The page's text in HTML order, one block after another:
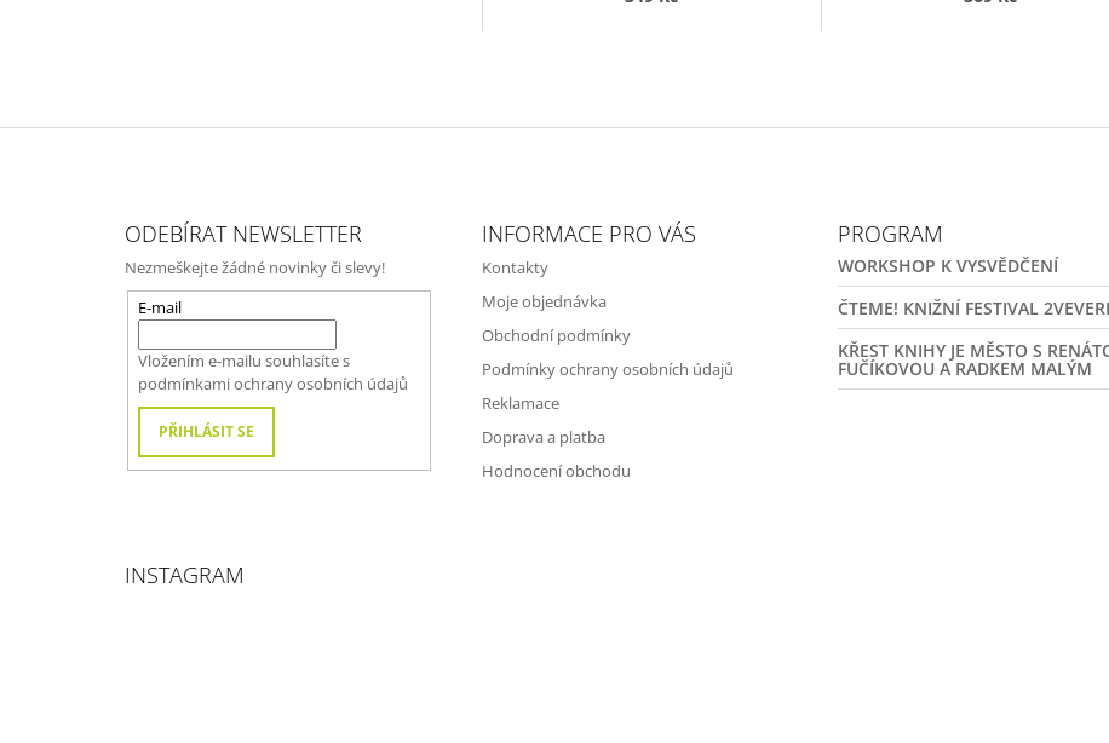
ODEBÍRAT NEWSLETTER
Nezmeškejte žádné novinky či slevy!
E-mail
Vložením e-mailu souhlasíte s
podmínkami ochrany osobních údajů
PŘIHLÁSIT SE
INFORMACE PRO VÁS
Kontakty
Moje objednávka
Obchodní podmínky
Podmínky ochrany osobních údajů
Reklamace
Doprava a platba
Hodnocení obchodu
PROGRAM
WORKSHOP K VYSVĚDČENÍ
ČTEME! KNIŽNÍ FESTIVAL
KŘEST KNIHY JE MĚSTO S
FUČÍKOVOU A RADKEM MALÝM
INSTAGRAM